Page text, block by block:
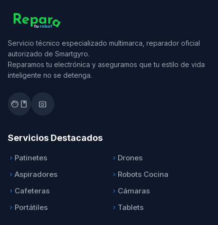
Servicio técnico especializado multimarca, reparador oficial
autorizado de Smartgyro.
Reparamos tu electrónica y aseguramos que tu estilo de vida
inteligente no se detenga.
facebook photo_camera
Servicios Destacados
keyboard_arrow_right Patinetes keyboard_arrow_right Drones
keyboard_arrow_right Aspiradores keyboard_arrow_right Robots Cocina
keyboard_arrow_right Cafeteras keyboard_arrow_right Cámaras
keyboard_arrow_right Portátiles keyboard_arrow_right Tablets